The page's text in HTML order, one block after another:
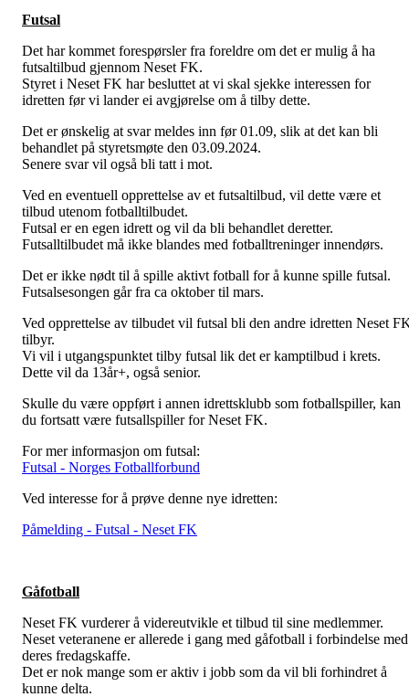
Futsal
Det har kommet forespørsler fra foreldre om det er mulig å ha
futsaltilbud gjennom Neset FK.
Styret i Neset FK har besluttet at vi skal sjekke interessen for
idretten før vi lander ei avgjørelse om å tilby dette.
Det er ønskelig at svar meldes inn før 01.09, slik at det kan bli
behandlet på styretsmøte den 03.09.2024.
Senere svar vil også bli tatt i mot.
Ved en eventuell opprettelse av et futsaltilbud, vil dette være et
tilbud utenom fotballtilbudet.
Futsal er en egen idrett og vil da bli behandlet deretter.
Futsalltilbudet må ikke blandes med fotballtreninger innendørs.
Det er ikke nødt til å spille aktivt fotball for å kunne spille futsal.
Futsalsesongen går fra ca oktober til mars.
Ved opprettelse av tilbudet vil futsal bli den andre idretten Neset
tilbyr.
Vi vil i utgangspunktet tilby futsal lik det er kamptilbud i krets.
Dette vil da 13år+, også senior.
Skulle du være oppført i annen idrettsklubb som fotballspiller, kan
du fortsatt være futsallspiller for Neset FK.
For mer informasjon om futsal:
Futsal - Norges Fotballforbund
Ved interesse for å prøve denne nye idretten:
Påmelding - Futsal - Neset FK
Gåfotball
Neset FK vurderer å videreutvikle et tilbud til sine medlemmer.
Neset veteranene er allerede i gang med gåfotball i forbindelse med
deres fredagskaffe.
Det er nok mange som er aktiv i jobb som da vil bli forhindret å
kunne delta.